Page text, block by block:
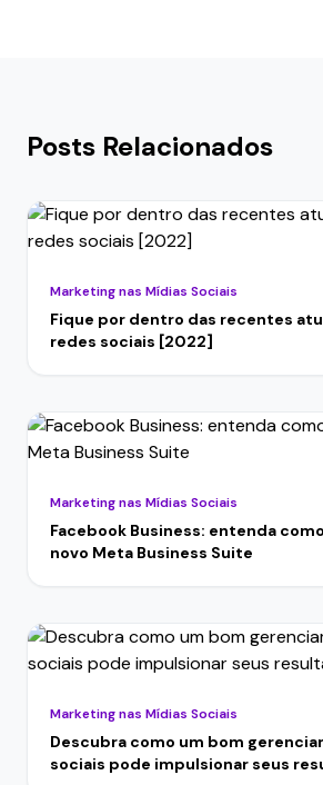
Posts Relacionados
Marketing nas Mídias Sociais
Fique por dentro das recentes
redes sociais [2022]
Marketing nas Mídias Sociais
Facebook Business: entenda
novo Meta Business Suite
Marketing nas Mídias Sociais
Descubra como um bom
sociais pode impulsionar seus